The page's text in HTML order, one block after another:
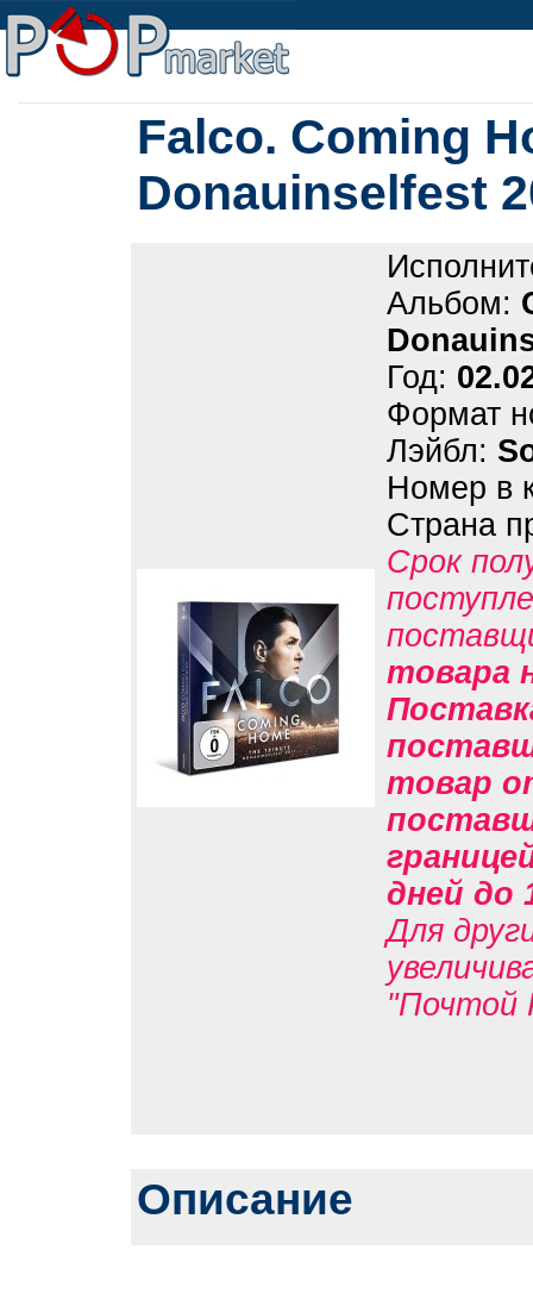
Falco. Coming
Donauinselfest
Альбом:
Год:
Формат
Лэйбл:
Номер в
Страна
Срок
товара
товар
дней до
Для
"Почтой
Описание